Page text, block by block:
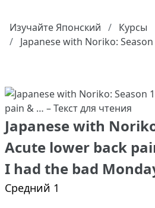
Изучайте Японский
Курсы
Japanese with Noriko: Season
Japanese with
Acute lower back
I had the bad
Средний 1